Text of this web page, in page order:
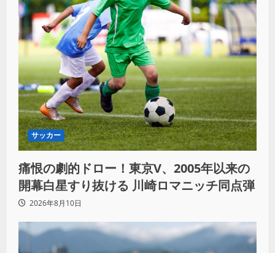
サッカー
痛恨の劇的ドロー！東京V、2005年以来の
開幕白星すり抜ける 川崎ロマニッチ同点弾
2026年8月10日